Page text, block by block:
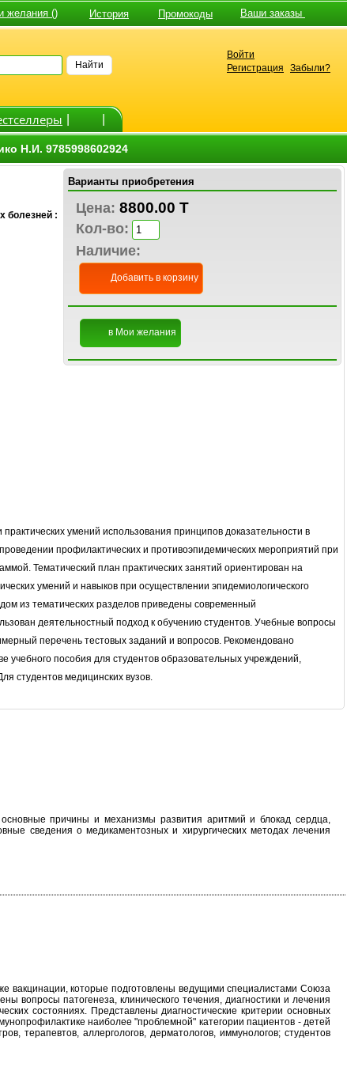
желания () История Промокоды Ваши заказы
Найти
Войти
Регистрация
Забыли?
Н.И. 9785998602924
Варианты приобретения
Цена: 8800.00 T
Кол-во:
Наличие:
Добавить в корзину
в Мои желания
болезней :
умений использования принципов доказательности в
профилактических и противоэпидемических мероприятий при
Тематический план практических занятий ориентирован на
умений и навыков при осуществлении эпидемиологического
из тематических разделов приведены современный
деятельностный подход к обучению студентов. Учебные вопросы
перечень тестовых заданий и вопросов. Рекомендовано
учебного пособия для студентов образовательных учреждений,
студентов медицинских вузов.
причины и механизмы развития аритмий и блокад сердца,
сведения о медикаментозных и хирургических методах лечения
вакцинации, которые подготовлены ведущими специалистами Союза
вопросы патогенеза, клинического течения, диагностики и лечения
состояниях. Представлены диагностические критерии основных
наиболее "проблемной" категории пациентов - детей
терапевтов, аллергологов, дерматологов, иммунологов; студентов